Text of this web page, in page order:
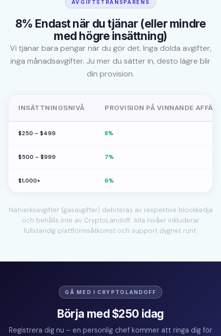
AVGIFTSTRANSPARENS
8% Endast när du tjänar (eller mindre
med högre insättning)
Vi tjänar bara pengar när du gör det. Inga dolda avgifter,
inga månadsavgifter. Ju mer du sätter in, desto lägre blir
din provision.
INSÄTTNINGSNIVÅ PROVISION PÅ VINNANDE
$250 – $499 8%
$500 – $999 7%
$1,000+ 6%
Nätverksavgifter (gasavgifter) debiteras av respektive blockkedja
och behålls inte av CryptoLandoff. Alla nivåer inkluderar
fullständig plattformsåtkomst och support dygnet runt.
GÅ MED I CRYPTOLANDOFF
Börja med $250 idag
Registrera dig nu – en personlig chef kommer att ringa dig för